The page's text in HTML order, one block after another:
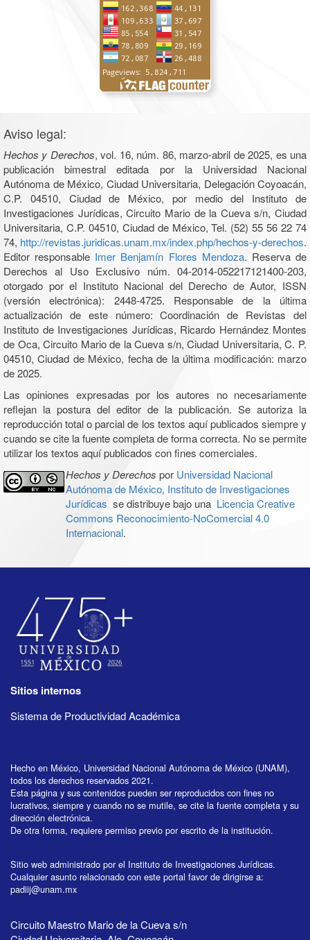
Aviso legal:
Hechos y Derechos, vol. 16, núm. 86, marzo-abril de 2025, es una
publicación bimestral editada por la Universidad Nacional
Autónoma de México, Ciudad Universitaria, Delegación Coyoacán,
C.P. 04510, Ciudad de México, por medio del Instituto de
Investigaciones Jurídicas, Circuito Mario de la Cueva s/n, Ciudad
Universitaria, C.P. 04510, Ciudad de México, Tel. (52) 55 56 22 74
74, http://revistas.juridicas.unam.mx/index.php/hechos-y-derechos.
Editor responsable Imer Benjamín Flores Mendoza. Reserva de
Derechos al Uso Exclusivo núm. 04-2014-052217121400-203,
otorgado por el Instituto Nacional del Derecho de Autor, ISSN
(versión electrónica): 2448-4725. Responsable de la última
actualización de este número: Coordinación de Revistas del
Instituto de Investigaciones Jurídicas, Ricardo Hernández Montes
de Oca, Circuito Mario de la Cueva s/n, Ciudad Universitaria, C. P.
04510, Ciudad de México, fecha de la última modificación: marzo
de 2025.
Las opiniones expresadas por los autores no necesariamente
reflejan la postura del editor de la publicación. Se autoriza la
reproducción total o parcial de los textos aquí publicados siempre y
cuando se cite la fuente completa de forma correcta. No se permite
utilizar los textos aquí publicados con fines comerciales.
Hechos y Derechos por Universidad Nacional
Autónoma de México, Instituto de Investigaciones
Jurídicas se distribuye bajo una Licencia Creative
Commons Reconocimiento-NoComercial 4.0
Internacional.
Sitios internos
Sistema de Productividad Académica
Hecho en México, Universidad Nacional Autónoma de México (UNAM),
todos los derechos reservados 2021.
Esta página y sus contenidos pueden ser reproducidos con fines no
lucrativos, siempre y cuando no se mutile, se cite la fuente completa y su
dirección electrónica.
De otra forma, requiere permiso previo por escrito de la institución.
Sitio web administrado por el Instituto de Investigaciones Jurídicas.
Cualquier asunto relacionado con este portal favor de dirigirse a:
padiij@unam.mx
Circuito Maestro Mario de la Cueva s/n